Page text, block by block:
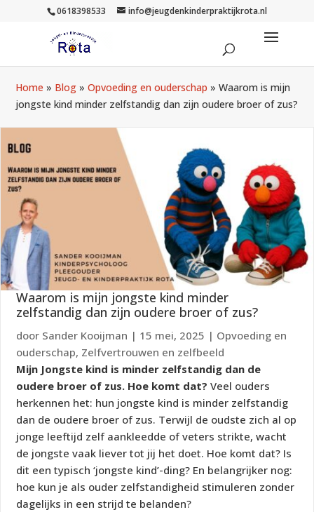
0618398533 info@jeugdenkinderpraktijkrota.nl
Home » Blog »Opvoeding en ouderschap »Waarom is mijn
jongste kind minder zelfstandig dan zijn oudere broer of zus?
Waarom is mijn jongste kind minder
zelfstandig dan zijn oudere broer of zus?
door Sander Kooijman | 15 mei, 2025 | Opvoeding en
ouderschap, Zelfvertrouwen en zelfbeeld
Mijn Jongste kind is minder zelfstandig dan de
oudere broer of zus. Hoe komt dat?Veel ouders
herkennen het: hun jongste kind is minder zelfstandig
dan de oudere broer of zus. Terwijl de oudste zich al op
jonge leeftijd zelf aankleedde of veters strikte, wacht
de jongste vaak liever tot jij het doet. Hoe komt dat? Is
dit een typisch ‘jongste kind’-ding? En belangrijker nog:
hoe kun je als ouder zelfstandigheid stimuleren zonder
dagelijks in een strijd te belanden?